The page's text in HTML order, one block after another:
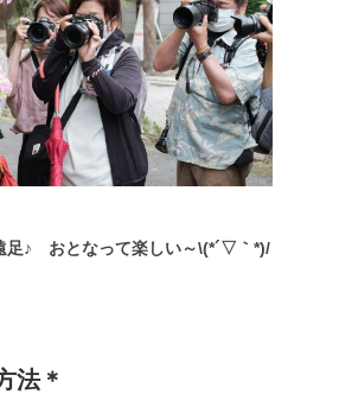
足♪ おとなって楽しい～\(*´▽｀*)/
法＊